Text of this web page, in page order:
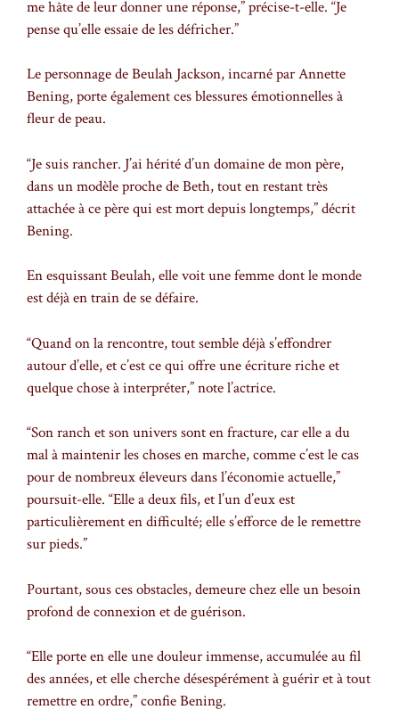
me hâte de leur donner une réponse,” précise-t-elle. “Je
pense qu’elle essaie de les défricher.”
Le personnage de Beulah Jackson, incarné par Annette
Bening, porte également ces blessures émotionnelles à
fleur de peau.
“Je suis rancher. J’ai hérité d’un domaine de mon père,
dans un modèle proche de Beth, tout en restant très
attachée à ce père qui est mort depuis longtemps,” décrit
Bening.
En esquissant Beulah, elle voit une femme dont le monde
est déjà en train de se défaire.
“Quand on la rencontre, tout semble déjà s’effondrer
autour d’elle, et c’est ce qui offre une écriture riche et
quelque chose à interpréter,” note l’actrice.
“Son ranch et son univers sont en fracture, car elle a du
mal à maintenir les choses en marche, comme c’est le cas
pour de nombreux éleveurs dans l’économie actuelle,”
poursuit-elle. “Elle a deux fils, et l’un d’eux est
particulièrement en difficulté; elle s’efforce de le remettre
sur pieds.”
Pourtant, sous ces obstacles, demeure chez elle un besoin
profond de connexion et de guérison.
“Elle porte en elle une douleur immense, accumulée au fil
des années, et elle cherche désespérément à guérir et à tout
remettre en ordre,” confie Bening.